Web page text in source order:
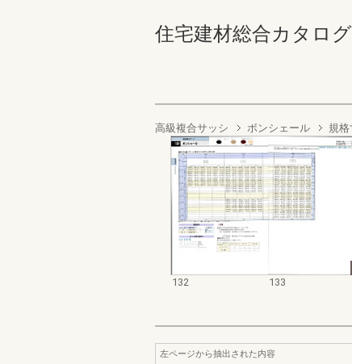
住宅建材総合カタロ
高級複合サッシ ボンシェール 規
132 133
左ページから抽出された内容